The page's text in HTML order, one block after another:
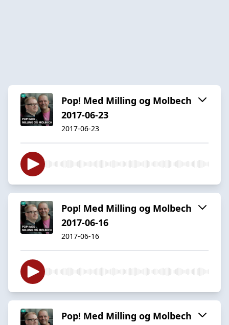
Pop! Med Milling og Molbech
2017-06-23
2017-06-23
Pop! Med Milling og Molbech
2017-06-16
2017-06-16
Pop! Med Milling og Molbech